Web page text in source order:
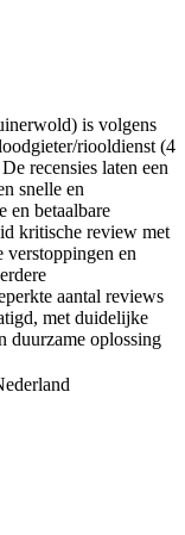
is volgens
riooldienst (4
recensies laten een
snelle en
en betaalbare
kritische review met
verstoppingen en
aantal reviews
met duidelijke
duurzame oplossing